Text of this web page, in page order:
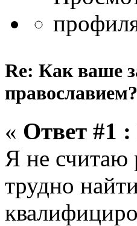
Re: Как ваше
« Ответ #1 :
Я не считаю
трудно